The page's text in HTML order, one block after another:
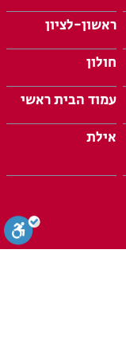
ראשון-לציון
חולון
עמוד הבית ראשי
אילת